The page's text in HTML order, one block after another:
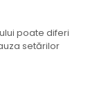
poate diferi
setărilor